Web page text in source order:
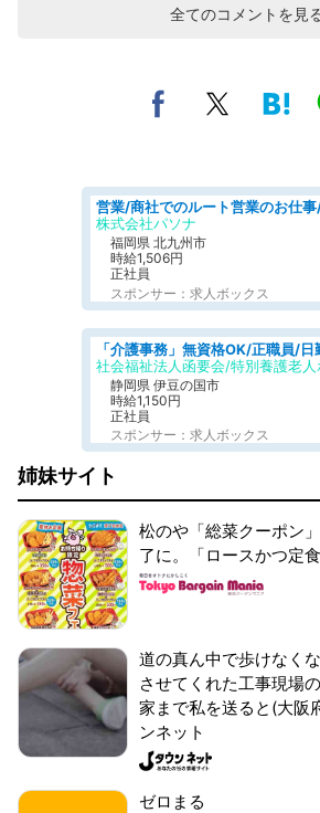
全てのコメントを見
株式会社パソナ
福岡県 北九州市
時給1,506円
正社員
スポンサー：求人ボックス
静岡県 伊豆の国市
時給1,150円
正社員
スポンサー：求人ボックス
姉妹サイト
松のや「総菜クーポン
了に。「ロースかつ定
道の真ん中で歩けなく
させてくれた工事現場
家まで私を送ると(大阪
ンネット
ゼロまる